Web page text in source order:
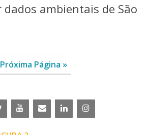
dados ambientais de São
Próxima Página »